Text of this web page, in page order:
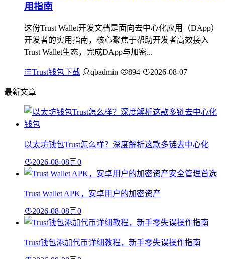
用指南
这份Trust Wallet开发文档是面向去中心化应用（DApp）
开发者的实用指南，核心聚焦于帮助开发者高效接入
Trust Wallet生态，完成DApp与加密...
Trust钱包下载 qbadmin 894 2026-08-07
最新文章
以太坊钱包Trust怎么样？深度解析这款多链去中心化
2026-08-08 0
Trust Wallet APK，安卓用户的加密资产
2026-08-08 0
Trust钱包添加代币详细教程，新手零失误操作指南